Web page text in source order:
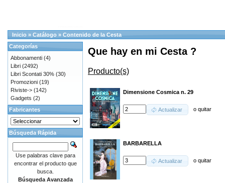
Inicio » Catálogo » Contenido de la Cesta
Que hay en mi Cesta ?
Producto(s)
Dimensione Cosmica n. 29
Actualizar oquitar
BARBARELLA
Actualizar oquitar
Categorías
Abbonamenti (4)
Libri (2492)
Libri Scontati 30% (30)
Promozioni (19)
Riviste-> (142)
Gadgets (2)
Fabricantes
Búsqueda Rápida
Use palabras clave para
encontrar el producto que
busca.
Búsqueda Avanzada